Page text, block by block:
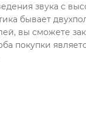
звука с
бывает
вы сможете
покупки